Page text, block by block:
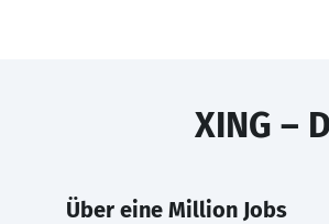
XING –
Über eine Million Jobs